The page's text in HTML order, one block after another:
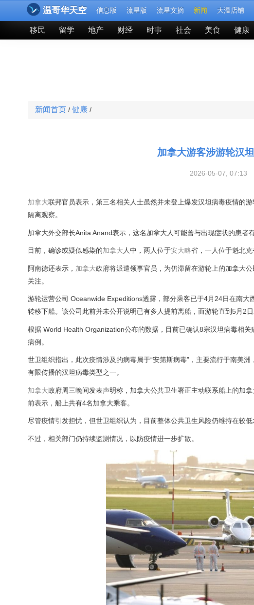
温哥华天空 信息版 流星版 流星文摘 新闻 大温店铺
移民 留学 地产 财经 时事 社会 美食 健康
新闻首页 / 健康 /
加拿大游客涉游轮汉
2026-05-07,
加拿大联邦官员表示，第三名相关人士虽然并未登上爆发汉坦病毒疫情的
隔离观察。
加拿大外交部长Anita Anand表示，这名加拿大人可能曾与出现症状的患者
目前，确诊或疑似感染的加拿大 人中，两人位于安大略省，一人位于魁北克
阿南德还表示， 加拿大政府将派遣领事官员，为仍滞留在游轮上的加拿大
关注。
游轮运营公司 Oceanwide Expeditions透露，部分乘客已于4月24日在南
转移下船。该公司此前并未公开说明已有多人提前离船，而游轮直到5月2
根据 World Health Organization公布的数据，目前已确认8宗汉坦病毒相
病例。
世卫组织指出，此次疫情涉及的病毒属于“安第斯病毒”，主要流行于南美
有限传播的汉坦病毒类型之一。
加拿大政府周三晚间发表声明称，加拿大公共卫生署正主动联系船上的加
前表示，船上共有4名加拿大乘客。
尽管疫情引发担忧，但世卫组织认为，目前整体公共卫生风险仍维持在较低
不过，相关部门仍持续监测情况，以防疫情进一步扩散。